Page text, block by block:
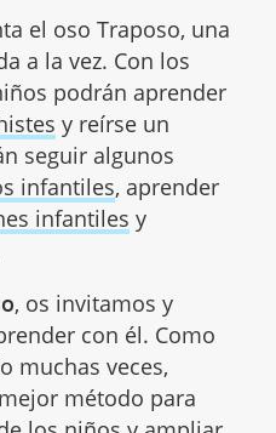
el oso Traposo, una
a la vez. Con los
podrán aprender
y reírse un
seguir algunos
infantiles, aprender
infantiles y
, os invitamos y
con él. Como
muchas veces,
método para